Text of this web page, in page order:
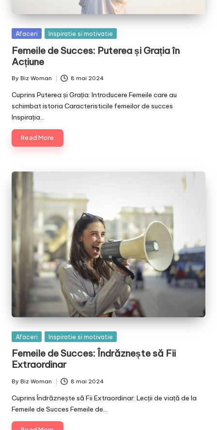
Posted
Afaceri Inspiratie si motivatie
Femeile de Succes: Puterea și Grația în
Acțiune
Posted
by
By Biz Woman 8 mai 2024
Cuprins Puterea și Grația: Introducere Femeile care au
schimbat istoria Caracteristicile femeilor de succes
Inspirația…
Read More
Posted
Afaceri Inspiratie si motivatie
Femeile de Succes: Îndrăznește să Fii
Extraordinar
Posted
by
By Biz Woman 8 mai 2024
Cuprins Îndrăznește să Fii Extraordinar: Lecții de viață de la
Femeile de Succes Femeile de…